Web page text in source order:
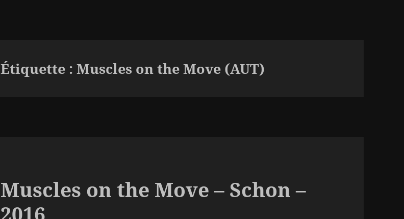
Étiquette :Muscles on the Move (AUT)
Muscles on the Move – Schon –